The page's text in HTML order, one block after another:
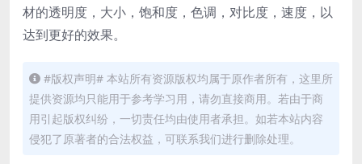
材的透明度，大小，饱和度，色调，对比度，速度，以
达到更好的效果。
#版权声明# 本站所有资源版权均属于原作者所有，这里所
提供资源均只能用于参考学习用，请勿直接商用。若由于商
用引起版权纠纷，一切责任均由使用者承担。如若本站内容
侵犯了原著者的合法权益，可联系我们进行删除处理。